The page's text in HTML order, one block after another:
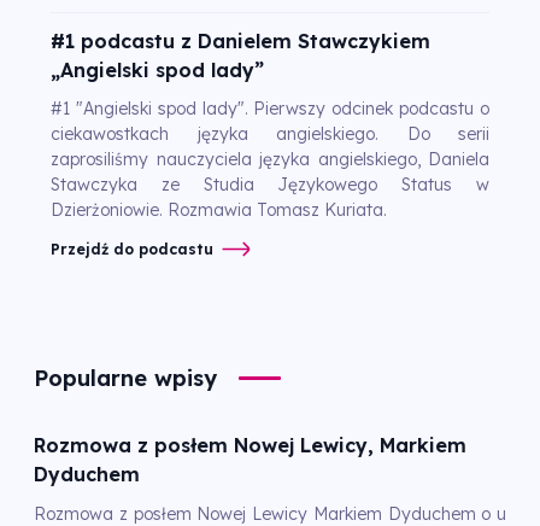
#1 podcastu z Danielem Stawczykiem
„Angielski spod lady”
#1 "Angielski spod lady". Pierwszy odcinek podcastu o
ciekawostkach języka angielskiego. Do serii
zaprosiliśmy nauczyciela języka angielskiego, Daniela
Stawczyka ze Studia Językowego Status w
Dzierżoniowie. Rozmawia Tomasz Kuriata.
Przejdź do podcastu
Popularne wpisy
Rozmowa z posłem Nowej Lewicy, Markiem
Dyduchem
Rozmowa z posłem Nowej Lewicy Markiem Dyduchem o u